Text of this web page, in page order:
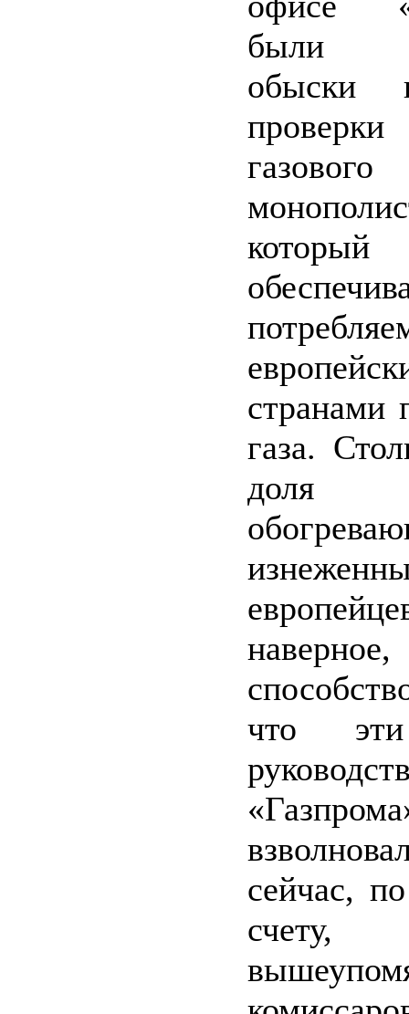
были
обыски
газового
который
странами
газа.
доля
наверное,
что
сейчас,
счету,